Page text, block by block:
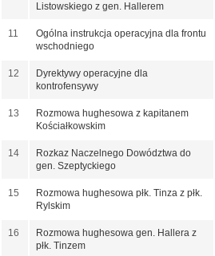
Listowskiego z gen. Hallerem
11
Ogólna instrukcja operacyjna dla frontu
wschodniego
12
Dyrektywy operacyjne dla
kontrofensywy
13
Rozmowa hughesowa z kapitanem
Kościałkowskim
14
Rozkaz Naczelnego Dowództwa do
gen. Szeptyckiego
15
Rozmowa hughesowa płk. Tinza z płk.
Rylskim
16
Rozmowa hughesowa gen. Hallera z
płk. Tinzem